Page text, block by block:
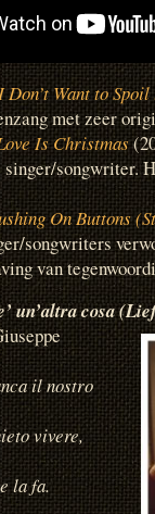
Don’t Want to
met zeer
Is Christmas
singer/songwriter.
On Buttons
songwriters
van
un’altra cosa
il nostro
vivere,
la fa.